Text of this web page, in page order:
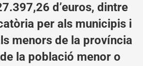
d’euros, dintre
per als municipis i
menors de la província
la població menor o